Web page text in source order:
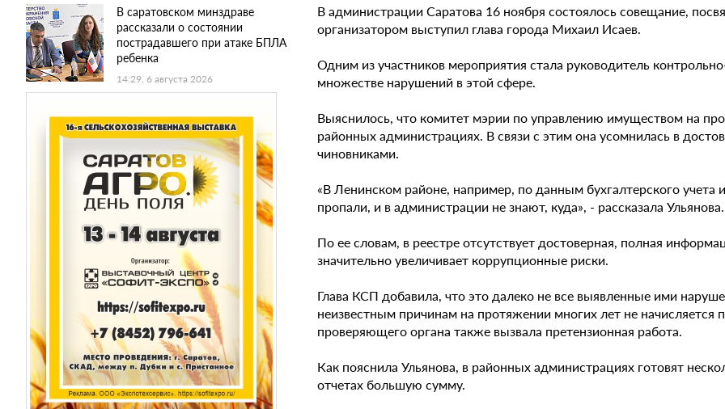
В саратовском минздраве
рассказали о состоянии
пострадавшего при атаке БПЛА
ребенка
14:29, 6 августа 2026
В администрации Саратова 16 ноября состоялось совещание,
организатором выступил глава города Михаил Исаев.
Одним из участников мероприятия стала руководитель
множестве нарушений в этой сфере.
Выяснилось, что комитет мэрии по управлению имуществом на
районных администрациях. В связи с этим она усомнилась в
чиновниками.
«В Ленинском районе, например, по данным бухгалтерского
пропали, и в администрации не знают, куда», - рассказала Ульянова.
По ее словам, в реестре отсутствует достоверная, полная
значительно увеличивает коррупционные риски.
Глава КСП добавила, что это далеко не все выявленные ими
неизвестным причинам на протяжении многих лет не
проверяющего органа также вызвала претензионная работа.
Как пояснила Ульянова, в районных администрациях готовят
отчетах большую сумму.